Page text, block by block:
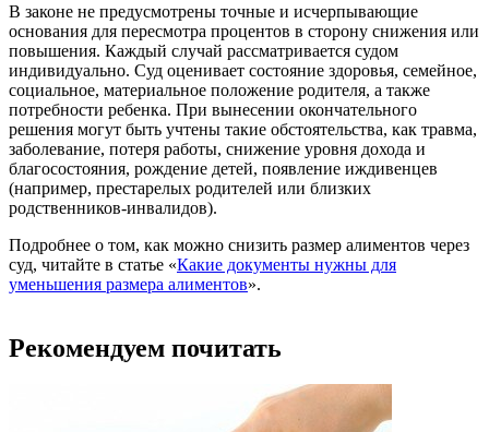
В законе не предусмотрены точные и исчерпывающие
основания для пересмотра процентов в сторону снижения или
повышения. Каждый случай рассматривается судом
индивидуально. Суд оценивает состояние здоровья, семейное,
социальное, материальное положение родителя, а также
потребности ребенка. При вынесении окончательного
решения могут быть учтены такие обстоятельства, как травма,
заболевание, потеря работы, снижение уровня дохода и
благосостояния, рождение детей, появление иждивенцев
(например, престарелых родителей или близких
родственников-инвалидов).
Подробнее о том, как можно снизить размер алиментов через
суд, читайте в статье «Какие документы нужны для
уменьшения размера алиментов».
Рекомендуем почитать